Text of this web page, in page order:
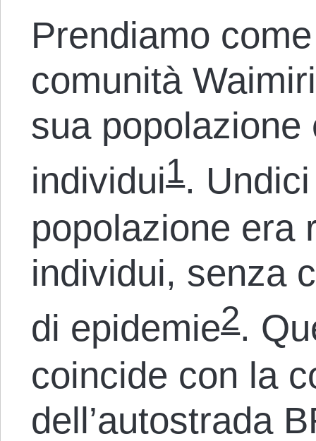
Prendiamo
comunità
sua
individui1.
popolazione era
individui, senza
di epidemie2.
coincide con la
dell’autostrada